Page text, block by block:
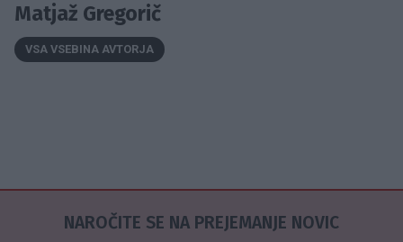
Matjaž Gregorič
VSA VSEBINA AVTORJA
NAROČITE SE NA PREJEMANJE NOVIC